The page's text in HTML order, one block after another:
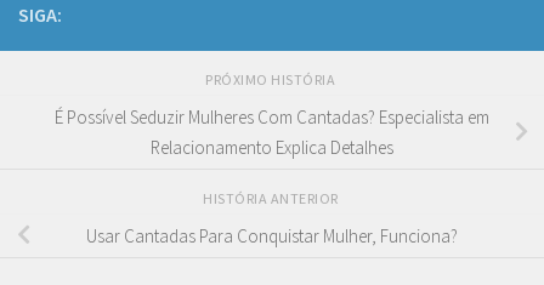
SIGA:
PRÓXIMO HISTÓRIA
É Possível Seduzir Mulheres Com Cantadas? Especialista em
Relacionamento Explica Detalhes
HISTÓRIA ANTERIOR
Usar Cantadas Para Conquistar Mulher, Funciona?